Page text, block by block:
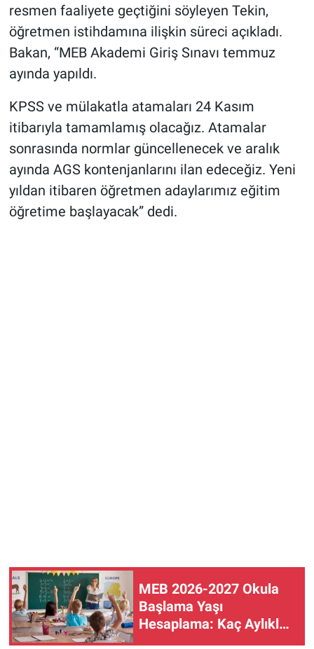
resmen faaliyete geçtiğini söyleyen Tekin,
öğretmen istihdamına ilişkin süreci açıkladı.
Bakan, “MEB Akademi Giriş Sınavı temmuz
ayında yapıldı.
KPSS ve mülakatla atamaları 24 Kasım
itibarıyla tamamlamış olacağız. Atamalar
sonrasında normlar güncellenecek ve aralık
ayında AGS kontenjanlarını ilan edeceğiz. Yeni
yıldan itibaren öğretmen adaylarımız eğitim
öğretime başlayacak” dedi.
MEB 2026-2027 Okula
Başlama Yaşı
Hesaplama: Kaç Aylıklar